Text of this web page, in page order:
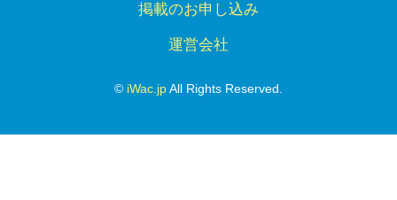
掲載のお申し込み
運営会社
© iWac.jpAll Rights Reserved.